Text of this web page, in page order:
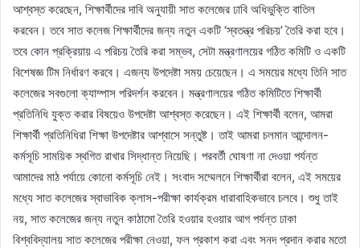
আশ্বস্ত করেছেন, শিক্ষার্থীদের দাবি অনুযায়ী সাত কলেজের ঢাবি অধিভুক্তি বাতিল
করবেন। তবে সাত কলেজ শিক্ষার্থীদের জন্য নতুন একটি ‘স্বতন্ত্র পরিচয়’ তৈরি করা হবে।
তবে কোন প্রক্রিয়ায় এ পরিচয় তৈরি করা সম্ভব, সেটা মন্ত্রণালয়ের গঠিত কমিটি ও একটি
বিশেষজ্ঞ টিম নির্ধারণ করবে। এজন্য উপদেষ্টা সময় চেয়েছেন। এ সময়ের মধ্যে তিনি সাত
কলেজের সবগুলো ক্যাম্পাস পরিদর্শন করবেন। মন্ত্রণালয়ের গঠিত কমিটিতে শিক্ষার্থী
প্রতিনিধি যুক্ত করার বিষয়েও উপদেষ্টা আশ্বস্ত করেছেন। এই শিক্ষার্থী বলেন, আমরা
শিক্ষার্থী প্রতিনিধিরা শিক্ষা উপদেষ্টার আশ্বাসে সন্তুষ্ট। তাই আমরা চলমান আন্দোলন-
কর্মসূচি সাময়িক স্থগিত রাখার সিদ্ধান্ত নিয়েছি। পরবর্তী ঘোষণা না দেওয়া পর্যন্ত
আমাদের মাঠ পর্যায়ে কোনো কর্মসূচি নেই। সংবাদ সম্মেলনে শিক্ষার্থীরা বলেন, এই সময়ের
মধ্যে সাত কলেজের স্বাভাবিক ক্লাস-পরীক্ষা কার্যক্রম ধারাবাহিকভাবে চলবে। শুধু তাই
নয়, সাত কলেজের জন্য নতুন কাঠামো তৈরি হওয়ার হওয়ার আগ পর্যন্ত ঢাকা
বিশ্ববিদ্যালয় সাত কলেজের পরীক্ষা নেওয়া, ফল প্রকাশ করা এবং সনদ প্রদান করার মতো